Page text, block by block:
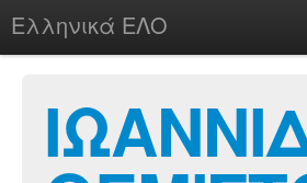
Ελληνικά ΕΛΟ